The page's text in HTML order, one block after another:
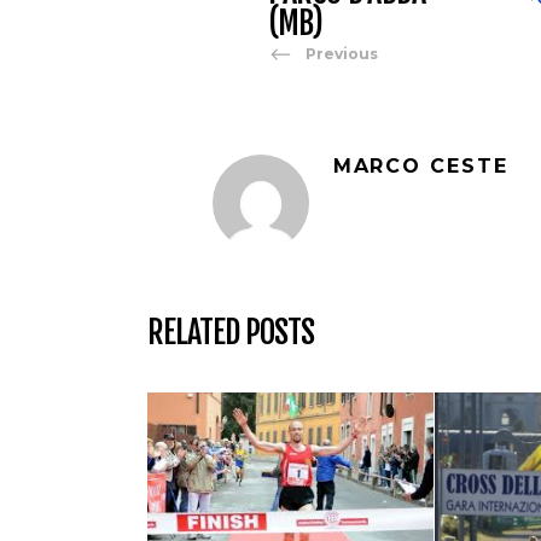
(MB)
Previous
MARCO CESTE
RELATED POSTS